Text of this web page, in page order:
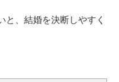
、結婚を決断しやすく